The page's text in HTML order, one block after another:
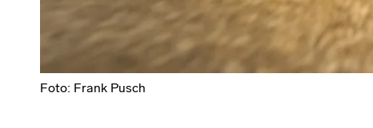
Foto: Frank Pusch